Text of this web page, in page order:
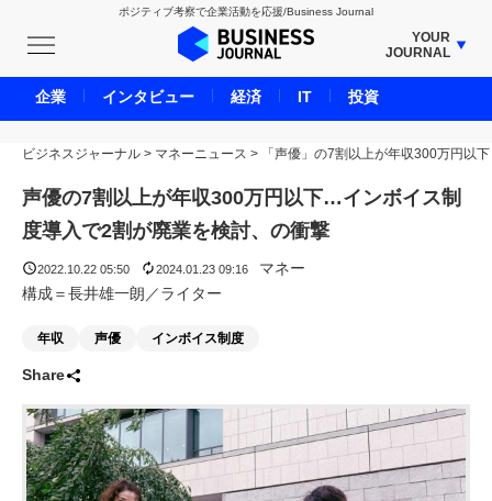
ポジティブ考察で企業活動を応援/Business Journal
YOUR
JOURNAL
BUSINESS JOURNAL
UNICORN JOURNAL
CARBON CREDITS JOURNAL
IVS JOURNAL
ENERGY MANAGEMENT JOURNAL
LIFE ENDING JOURNAL
BPaaS JOURNAL
ADOPTABLE DOG JOURNAL
ビジネスジャーナル > マネーニュース > 「声優」の7割以上が年収300万円以下
声優の7割以上が年収300万円以下…インボイス制
度導入で2割が廃業を検討、の衝撃
2022.10.22 05:50 2024.01.23 09:16
マネー
構成＝長井雄一朗／ライター
年収 声優 インボイス制度
Share
企業 インタビュー 経済 IT 投資